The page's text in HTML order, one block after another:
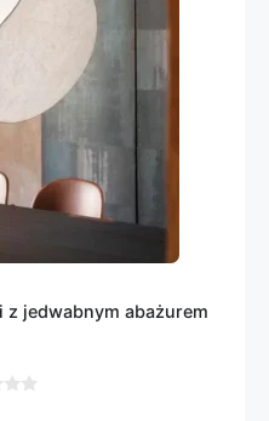
z jedwabnym abażurem